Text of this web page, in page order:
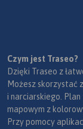
Czym jest Traseo?
Dzięki Traseo z
Możesz skorzystać
i narciarskiego.
mapowym z
Przy pomocy